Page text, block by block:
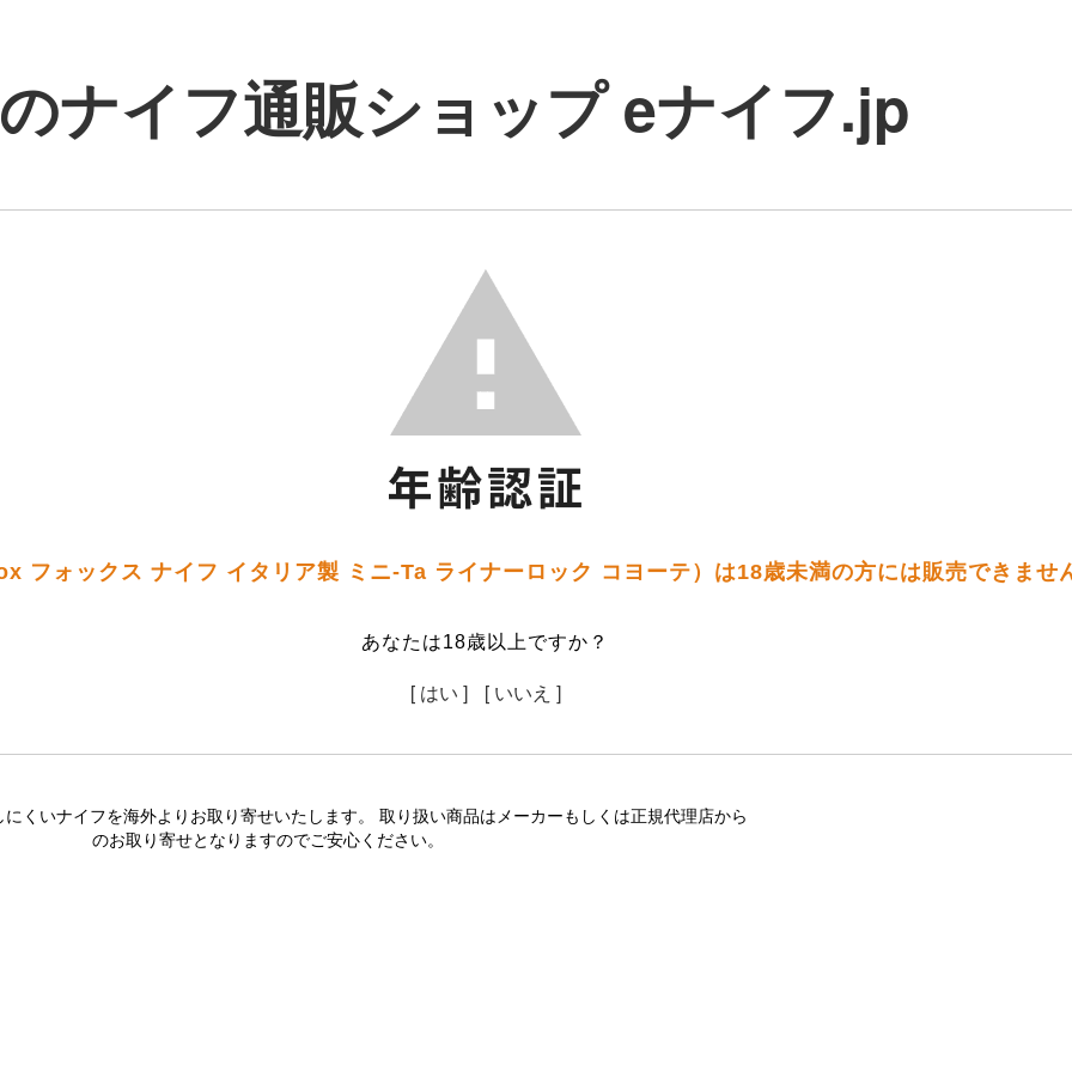
ナイフ通販ショップ eナイフ.jp
フォックス ナイフ イタリア製 ミニ-Ta ライナーロック コヨーテ）は18歳未満の方には販売できませ
あなたは18歳以上ですか？
[ はい ] [ いいえ ]
くいナイフを海外よりお取り寄せいたします。 取り扱い商品はメーカーもしくは正規代理店から
のお取り寄せとなりますのでご安心ください。